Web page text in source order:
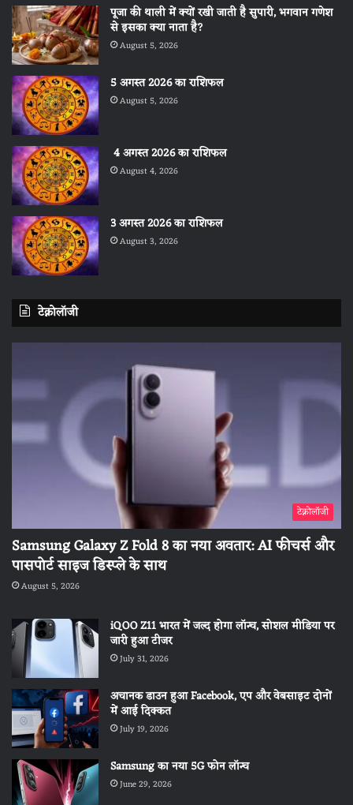
पूजा की थाली में क्यों रखी जाती है सुपारी, भगवान गणेश
से इसका क्या नाता है?
August 5, 2026
5 अगस्त 2026 का राशिफल
August 5, 2026
4 अगस्त 2026 का राशिफल
August 4, 2026
3 अगस्त 2026 का राशिफल
August 3, 2026
टेक्नोलॉजी
टेक्नोलॉजी
Samsung Galaxy Z Fold 8 का नया अवतार: AI फीचर्स और
पासपोर्ट साइज डिस्प्ले के साथ
August 5, 2026
iQOO Z11 भारत में जल्द होगा लॉन्च, सोशल मीडिया पर
जारी हुआ टीजर
July 31, 2026
अचानक डाउन हुआ Facebook, एप और वेबसाइट दोनों
में आई दिक्कत
July 19, 2026
Samsung का नया 5G फोन लॉन्च
June 29, 2026